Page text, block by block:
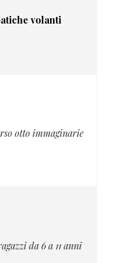
volanti
otto immaginarie
da 6 a 11 anni